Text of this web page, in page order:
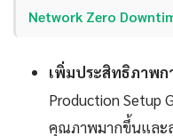
Network Zero
เพิ่มประสิทธิภาพก
Production Setup
คุณภาพมากขึ้นและ